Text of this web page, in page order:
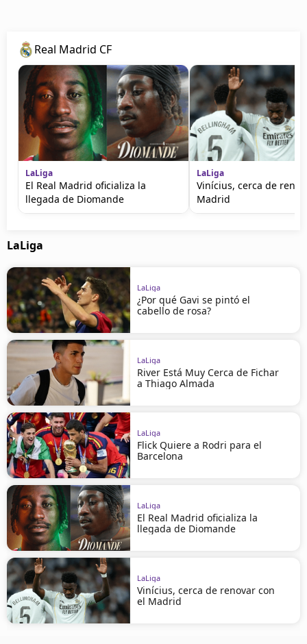
Real Madrid CF
LaLiga
El Real Madrid oficializa la
llegada de Diomande
LaLiga
Vinícius, cerca de
Madrid
LaLiga
LaLiga
¿Por qué Gavi se pintó el
cabello de rosa?
LaLiga
River Está Muy Cerca de Fichar
a Thiago Almada
LaLiga
Flick Quiere a Rodri para el
Barcelona
LaLiga
El Real Madrid oficializa la
llegada de Diomande
LaLiga
Vinícius, cerca de renovar con
el Madrid